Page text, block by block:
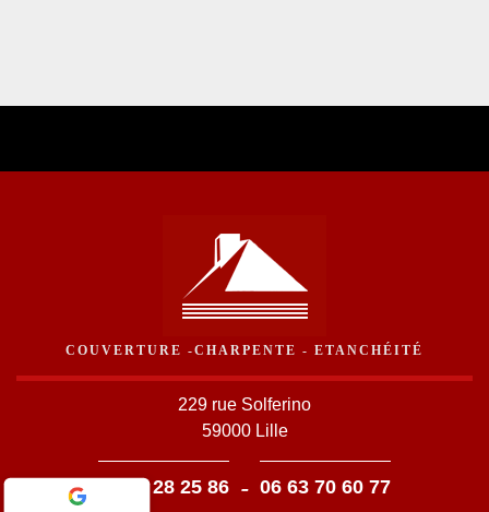
COUVERTURE -CHARPENTE - ETANCHÉITÉ
229 rue Solferino
59000 Lille
03 59 28 25 86 - 06 63 70 60 77